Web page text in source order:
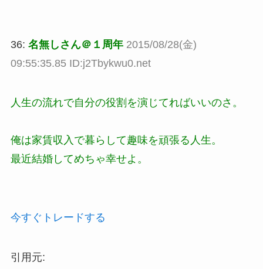
36: 名無しさん＠１周年 2015/08/28(金)
09:55:35.85 ID:j2Tbykwu0.net
人生の流れで自分の役割を演じてればいいのさ。
俺は家賃収入で暮らして趣味を頑張る人生。
最近結婚してめちゃ幸せよ。
今すぐトレードする
引用元: